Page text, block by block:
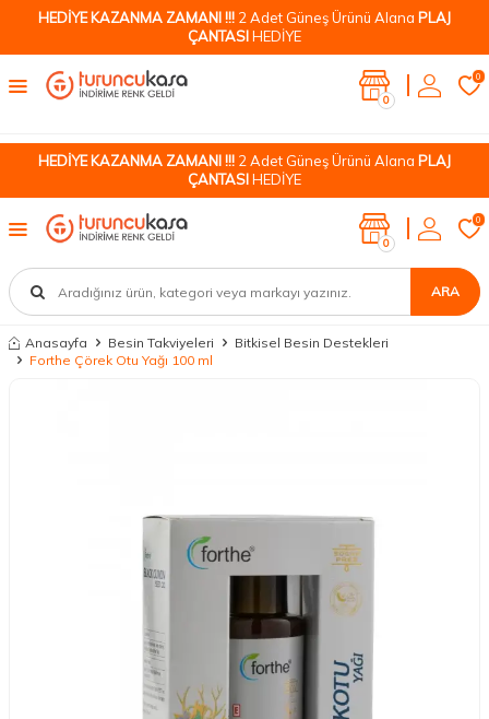
HEDİYE KAZANMA ZAMANI !!! 2 Adet Güneş Ürünü Alana PLAJ
ÇANTASIHEDİYE
0
0
HEDİYE KAZANMA ZAMANI !!! 2 Adet Güneş Ürünü Alana PLAJ
ÇANTASIHEDİYE
ARA
0
0
Anasayfa Besin Takviyeleri
Bitkisel Besin Destekleri
Forthe Çörek Otu Yağı 100 ml